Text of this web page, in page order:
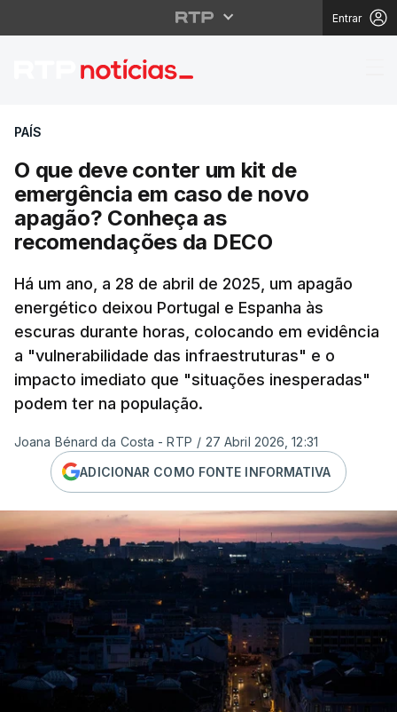
Entrar
O que deve conter
PAÍS
O que deve conter um kit de
emergência em caso de novo
apagão? Conheça as
recomendações da DECO
Há um ano, a 28 de abril de 2025, um apagão
energético deixou Portugal e Espanha às
escuras durante horas, colocando em evidência
a "vulnerabilidade das infraestruturas" e o
impacto imediato que "situações inesperadas"
podem ter na população.
Joana Bénard da Costa - RTP / 27 Abril 2026, 12:31
ADICIONAR COMO FONTE INFORMATIVA